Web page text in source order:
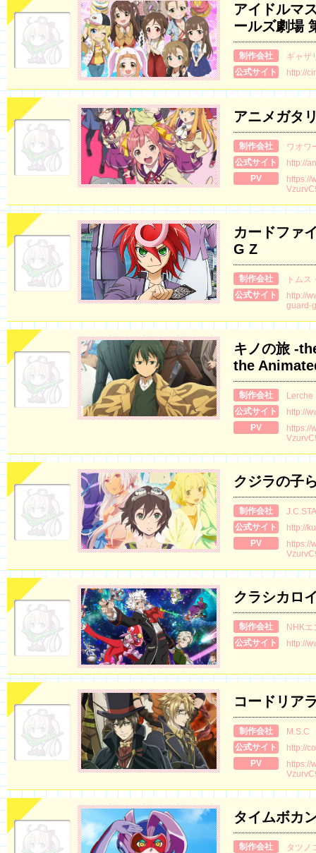
アイドルマ
ールズ劇場
制作会社
ギャザ
公式サイト
http://
アニメガタ
制作会社
ワオワ
公式サイト
http://
PV
https://
カードファ
G Z
制作会社
トムス
公式サイト
http://
guard-
キノの旅 -
the
制作会社
Lerche
公式サイト
http://
PV
https://
クジラの子
制作会社
公式サイト
http://
PV
https://
クラシカロ
制作会社
NHKエ
公式サイト
http://
コードリア
制作会社
M.S.C
公式サイト
http://
PV
https://
タイムボカ
制作会社
タツノ